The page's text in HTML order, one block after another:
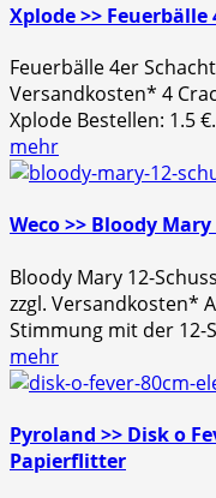
Xplode >>
Feuerbälle 4er
Versandkosten* 4
Xplode Bestellen: 1.5
mehr
Weco >> Bloody
Bloody Mary 12-
zzgl. Versandkosten*
Stimmung mit der 12-
mehr
Pyroland >> Disk o
Papierflitter